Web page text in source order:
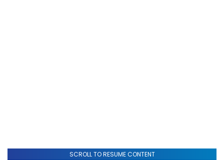
SCROLL TO RESUME CONTENT